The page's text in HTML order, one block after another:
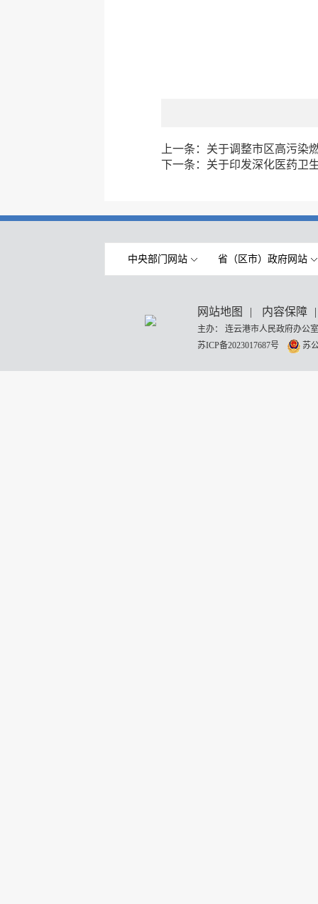
上一条： 关于调整市区高污染
下一条： 关于印发深化医药卫
中央部门网站 省（区市）政府网站
网站地图 | 内容保障 |
主办： 连云港市人民政府办
苏ICP备2023017687号
苏